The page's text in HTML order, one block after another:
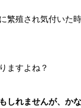
繁殖され気付いた
ますよね？
しれませんが、か